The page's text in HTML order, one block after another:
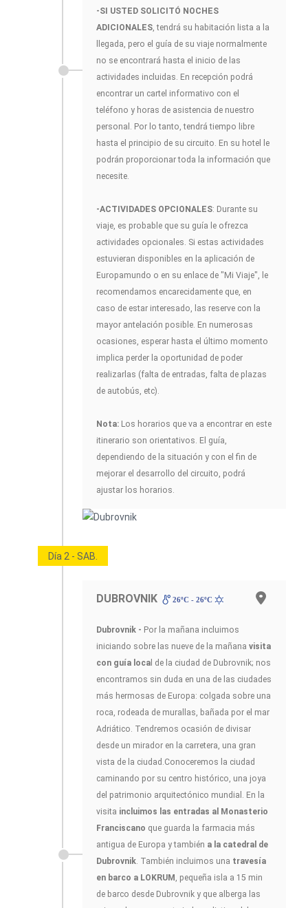
-SI USTED SOLICITÓ NOCHES
ADICIONALES , tendrá su habitación lista a la
llegada, pero el guía de su viaje normalmente
no se encontrará hasta el inicio de las
actividades incluidas. En recepción podrá
encontrar un cartel informativo con el
teléfono y horas de asistencia de nuestro
personal. Por lo tanto, tendrá tiempo libre
hasta el principio de su circuito. En su hotel le
podrán proporcionar toda la información que
necesite.
-ACTIVIDADES OPCIONALES: Durante su
viaje, es probable que su guía le ofrezca
actividades opcionales. Si estas actividades
estuvieran disponibles en la aplicación de
Europamundo o en su enlace de "Mi Viaje", le
recomendamos encarecidamente que, en
caso de estar interesado, las reserve con la
mayor antelación posible. En numerosas
ocasiones, esperar hasta el último momento
implica perder la oportunidad de poder
realizarlas (falta de entradas, falta de plazas
de autobús, etc).
Nota: Los horarios que va a encontrar en este
itinerario son orientativos. El guía,
dependiendo de la situación y con el fin de
mejorar el desarrollo del circuito, podrá
ajustar los horarios.
Día 2 - SAB.
DUBROVNIK 26ºC - 26ºC
Dubrovnik - Por la mañana incluimos
iniciando sobre las nueve de la mañana visita
con guía loca l de la ciudad de Dubrovnik; nos
encontramos sin duda en una de las ciudades
más hermosas de Europa: colgada sobre una
roca, rodeada de murallas, bañada por el mar
Adriático. Tendremos ocasión de divisar
desde un mirador en la carretera, una gran
vista de la ciudad.Conoceremos la ciudad
caminando por su centro histórico, una joya
del patrimonio arquitectónico mundial. En la
visita incluimos las entradas al Monasterio
Franciscano que guarda la farmacia más
antigua de Europa y también a la catedral de
Dubrovnik . También incluimos una travesía
en barco a LOKRUM , pequeña isla a 15 min
de barco desde Dubrovnik y que alberga las